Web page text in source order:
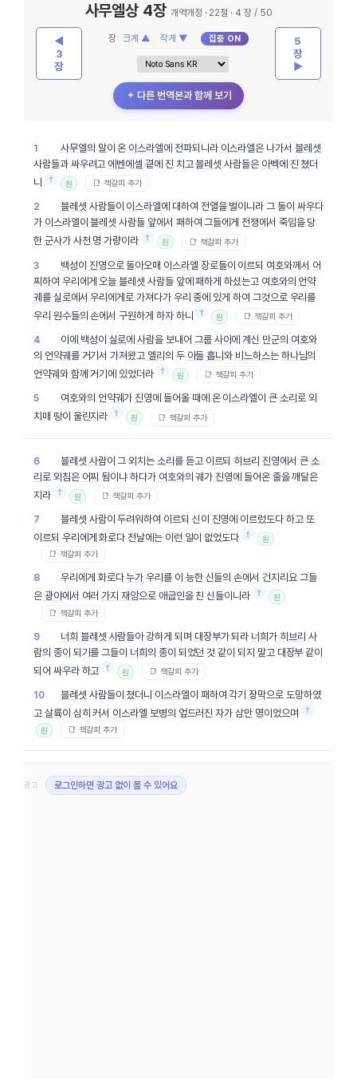
◀
3
장
사무엘상 4장 개역개정 · 22절 · 4 장 / 50
장 크게 ▲ 작게 ▼ 집중 ON
＋ 다른 번역본과 함께 보기
5
장
▶
1 사무엘의 말이 온 이스라엘에 전파되니라 이스라엘은 나가서 블레셋
사람들과 싸우려고 에벤에셀 곁에 진 치고블레셋 사람들은 아벡에 진 쳤더
니
† 원 📑 책갈피 추가
2 블레셋 사람들이 이스라엘에 대하여 전열을 벌이니라 그 둘이 싸우다
가 이스라엘이블레셋 사람들 앞에서 패하여 그들에게 전쟁에서 죽임을 당
한 군사가 사천 명 가량이라 † 원 📑 책갈피 추가
3 백성이 진영으로 돌아오매 이스라엘 장로들이 이르되 여호와께서 어
찌하여 우리에게 오늘 블레셋 사람들 앞에 패하게 하셨는고 여호와의 언약
궤를 실로에서 우리에게로 가져다가 우리 중에 있게 하여 그것으로 우리를
우리 원수들의 손에서 구원하게 하자 하니
† 원 📑 책갈피 추가
4 이에 백성이 실로에사람을 보내어 그룹 사이 에 계신 만군의 여호와
의 언약궤 를 거기서 가져왔고 엘리 의 두 아들 홉니와 비느하스는 하나님의
언약궤 와 함께 거기에 있었더라 † 원 📑 책갈피 추가
5 여호와의 언약궤가 진영에 들어올 때에 온 이스라엘이 큰 소리 로 외
치매 땅이 울린지라 † 원 📑 책갈피 추가
6 블레셋 사람이 그 외치는 소리를 듣고 이르되 히브리 진영에서 큰 소
리 로 외침은 어찌 됨이냐 하다가 여호와의 궤가 진영에 들어온 줄을 깨달은
지라 † 원 📑 책갈피 추가
7 블레셋 사람이 두려워하여 이르되 신이 진영에 이르렀도다 하고 또
이르되 우리에게 화로다 전날에는 이런 일이 없었도다 † 원
📑 책갈피 추가
8 우리에게 화로다누가 우리를 이 능한 신들의 손에서 건지리요 그들
은 광야에서 여러가지 재앙으로 애굽인을 친 신들이니라 † 원
📑 책갈피 추가
9 너희 블레셋 사람들아 강하게 되며 대장부가 되라 너희가 히브리 사
람의 종이 되기를 그들이 너희의 종이 되었던 것 같이 되지 말고 대장부 같이
되어 싸우라 하고 † 원 📑 책갈피 추가
10 블레셋 사람들이 쳤더니 이스라엘이 패하여 각기 장막으로 도망하였
고 살륙이 심히 커서 이스라엘 보병의 엎드러진 자가 삼만 명이었으며 †
원 📑 책갈피 추가
광고 로그인하면 광고 없이 볼 수 있어요